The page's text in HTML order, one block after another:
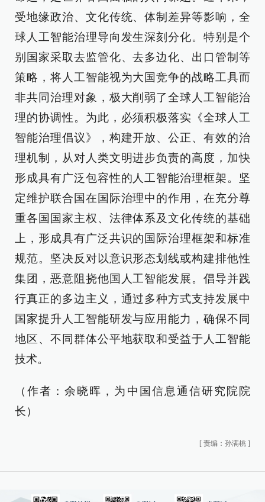
受地缘政治、文化传统、体制差异等影响，全
球人工智能治理导向发生深刻分化。特别是个
别国家采取去监管化、去多边化、出口管制等
策略，将人工智能视为大国竞争的战略工具而
非共同治理对象，极大削弱了全球人工智能治
理的协调性。为此，必须积极落实《全球人工
智能治理倡议》，构建开放、公正、有效的治
理机制，从对人类文明进步负责的高度，加快
形成具有广泛包容性的人工智能治理框架。坚
定维护联合国在国际治理中的作用，在充分尊
重各国国家主权、法律体系及文化传统的基础
上，形成具有广泛共识的国际治理框架和标准
规范。坚决反对以意识形态划线或构建排他性
集团，恶意阻挠他国人工智能发展。倡导并践
行真正的多边主义，通过多种方式支持发展中
国家提升人工智能研发与应用能力，确保不同
地区、不同群体公平地获取和受益于人工智能
技术。
（作者：余晓晖，为中国信息通信研究院院
长）
[ 责编：孙满桃 ]